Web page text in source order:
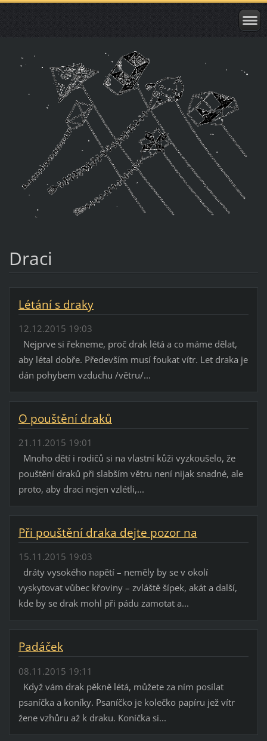
Draci
Létání s draky
12.12.2015 19:03
Nejprve si řekneme, proč drak létá a co máme dělat,
aby létal dobře. Především musí foukat vítr. Let draka je
dán pohybem vzduchu /větru/...
O pouštění draků
21.11.2015 19:01
Mnoho dětí i rodičů si na vlastní kůži vyzkoušelo, že
pouštění draků při slabším větru není nijak snadné, ale
proto, aby draci nejen vzlétli,...
Při pouštění draka dejte pozor na
15.11.2015 19:03
dráty vysokého napětí – neměly by se v okolí
vyskytovat vůbec křoviny – zvláště šípek, akát a další,
kde by se drak mohl při pádu zamotat a...
Padáček
08.11.2015 19:11
Když vám drak pěkně létá, můžete za ním posílat
psaníčka a koníky. Psaníčko je kolečko papíru jež vítr
žene vzhůru až k draku. Koníčka si...